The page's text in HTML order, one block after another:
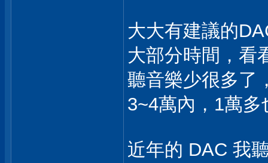
大大有建議的
大部分時間，看
聽音樂少很多了
3~4萬內，1萬
近年的 DAC 我